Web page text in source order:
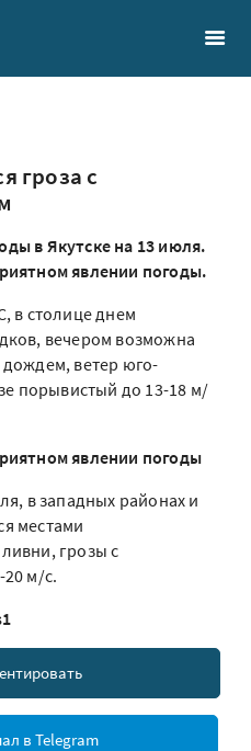
гроза с
в Якутске на 13 июля.
явлении погоды.
в столице днем
вечером возможна
ветер юго-
порывистый до 13-18 м/
явлении погоды
в западных районах и
местами
грозы с
м/с.
в Telegram